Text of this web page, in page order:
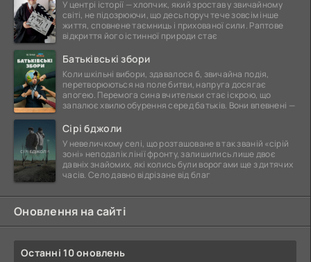
У центрі історії — хлопчик, який зростав у звичайному
світі, не підозрюючи, що десь поруч тече зовсім інше
життя, сповнене таємниць і прихованої сили. Раптове
відкриття його істинної природи стає
Батьківські збори
Коли шкільні вибори, здавалося б, звичайна подія,
перетворюються на поле битви, напруга досягає
апогею. Перемога сина вчительки стає іскрою, що
запалює хвилю обурення серед батьків. Вони впевнені —
Сірі бджоли
У невеличкому селі, що розташоване в так званій «сірій
зоні» неподалік лінії фронту, залишились лише двоє
давніх знайомих, які колись були ворогами ще з дитячих
часів. Село давно відрізане від благ
Оновлення на сайті
Останні 10 оновлень